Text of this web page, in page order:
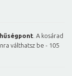
hűségpont . A kosárad
válthatsz be - 105